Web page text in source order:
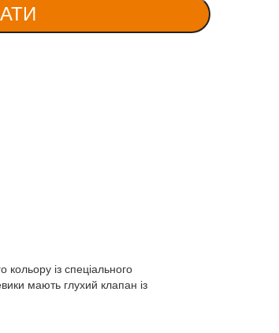
кольору із спеціального
мають глухий клапан із